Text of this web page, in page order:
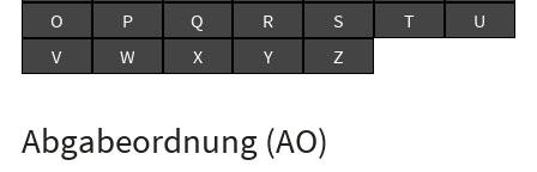
O
P Q R S T
U
V
W X Y Z
Abgabeordnung (AO)